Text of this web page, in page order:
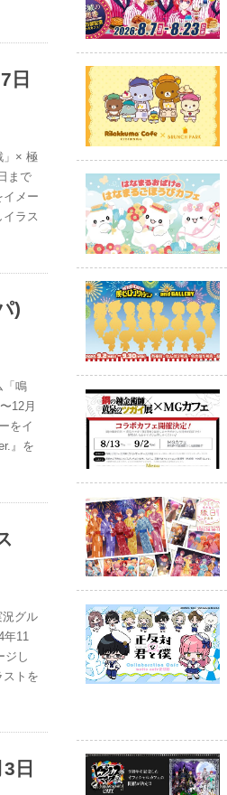
日
」× 極
まで
イメー
ラス
)
「鳴
12月
をイ
』を
況グル
11
ジし
ストを
日